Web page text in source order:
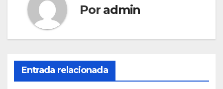
Por admin
Entrada relacionada